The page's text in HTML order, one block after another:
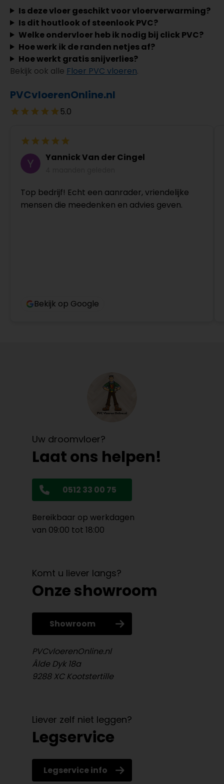
Is deze vloer geschikt voor vloerverwarming?
Is dit houtlook of steenlook PVC?
Welke ondervloer heb ik nodig bij click PVC?
Hoe werk ik de randen netjes af?
Hoe werkt gratis snijverlies?
Bekijk ook alle Floer PVC vloeren.
PVCvloerenOnline.nl
5.0
Yannick Van der Cingel
Top bedrijf! Echt een aanrader, vriendelijke
mensen die meedenken en advies geven.
Bekijk op Google
Uw droomvloer?
Laat ons helpen!
0512 33 00 75
Bereikbaar op werkdagen
van 09:00 tot 18:00
Komt u liever langs?
Onze showroom
Showroom
PVCvloerenOnline.nl
Âlde Dyk 18a
9288 XC Kootstertille
Liever zelf niet leggen?
Legservice
Legservice info